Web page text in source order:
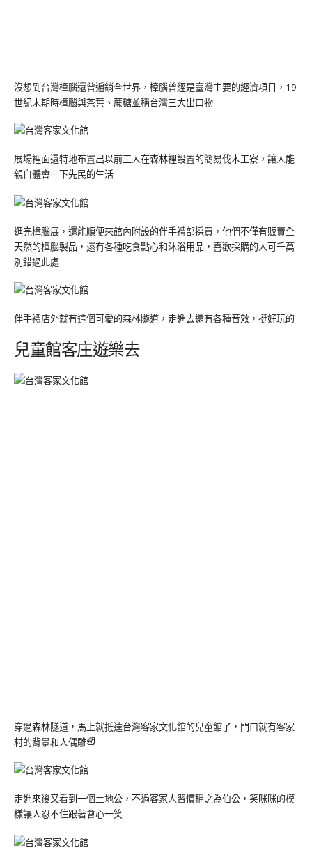
沒想到台灣樟腦還曾遍銷全世界，樟腦曾經是臺灣主要的經濟項目，19
世紀末期時樟腦與茶葉、蔗糖並稱台灣三大出口物
展場裡面還特地布置出以前工人在森林裡設置的簡易伐木工寮，讓人能
親自體會一下先民的生活
逛完樟腦展，還能順便來館內附設的伴手禮部採買，他們不僅有販賣全
天然的樟腦製品，還有各種吃食點心和沐浴用品，喜歡採購的人可千萬
別錯過此處
伴手禮店外就有這個可愛的森林隧道，走進去還有各種音效，挺好玩的
兒童館客庄遊樂去
穿過森林隧道，馬上就抵達台灣客家文化館的兒童館了，門口就有客家
村的背景和人偶雕塑
走進來後又看到一個土地公，不過客家人習慣稱之為伯公，笑咪咪的模
樣讓人忍不住跟著會心一笑